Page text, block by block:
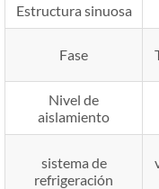
Estructura sinuosa
Fase
Nivel de
aislamiento
sistema de
refrigeración